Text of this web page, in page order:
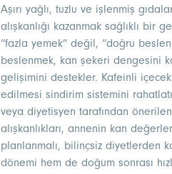
Aşırı yağlı, tuzlu ve işlenmiş
alışkanlığı kazanmak sağlıklı bir
“fazla yemek” değil, “doğru
beslenmek, kan şekeri dengesini
gelişimini destekler. Kafeinli
edilmesi sindirim sistemini
veya diyetisyen tarafından
alışkanlıkları, annenin kan
planlanmalı, bilinçsiz diyetlerden
dönemi hem de doğum sonrası